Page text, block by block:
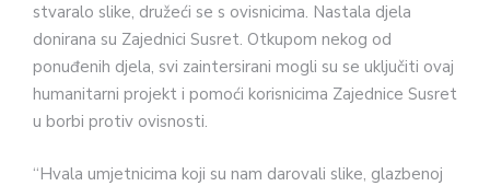
stvaralo slike, družeći se s ovisnicima. Nastala djela
donirana su Zajednici Susret. Otkupom nekog od
ponuđenih djela, svi zaintersirani mogli su se uključiti ovaj
humanitarni projekt i pomoći korisnicima Zajednice Susret
u borbi protiv ovisnosti.
“Hvala umjetnicima koji su nam darovali slike, glazbenoj